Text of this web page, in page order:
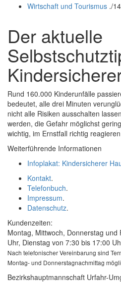
und
Wirtschaft und Tourismus ./
Der aktuelle
Rund 160.000 Kinderunfälle
bedeutet, alle drei Minuten
nicht alle Risiken ausschalten
werden, die Gefahr möglichst
wichtig, im Ernstfall richtig
Weiterführende Informationen
Infoplakat: Kindersicherer
Kontakt.
Telefonbuch.
Impressum.
Datenschutz.
Kundenzeiten:
Montag, Mittwoch, Donnerstag
Uhr, Dienstag von 7:30 bis 17:00
Nach telefonischer Vereinbarung sind
Montag- und Donnerstagnachmittag
Bezirkshauptmannschaft Urfahr-